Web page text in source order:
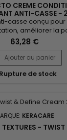
CREME
ANTI-CASSE -
casse conçu
améliorer la
capillaires afin de
causée
chauffants, tout
aux
63,28 €
Ajouter au panier
Rupture de stock
KERACARE
- TWIST